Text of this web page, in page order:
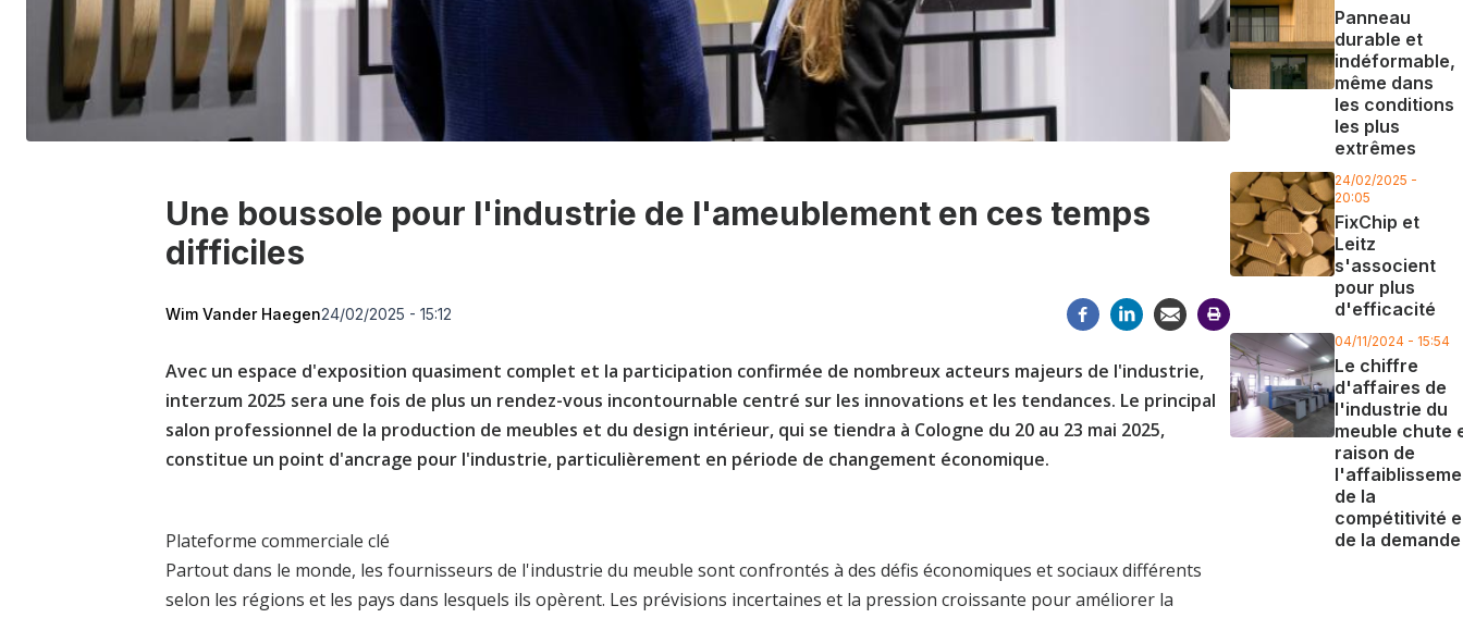
Une boussole pour l'industrie de l'ameublement en ces temps
difficiles
Wim Vander Haegen24/02/2025 - 15:12
Avec un espace d'exposition quasiment complet et la participation confirmée de nombreux acteurs majeurs de l'industrie,
interzum 2025 sera une fois de plus un rendez-vous incontournable centré sur les innovations et les tendances. Le principal
salon professionnel de la production de meubles et du design intérieur, qui se tiendra à Cologne du 20 au 23 mai 2025,
constitue un point d'ancrage pour l'industrie, particulièrement en période de changement économique.
Plateforme commerciale clé
Partout dans le monde, les fournisseurs de l'industrie du meuble sont confrontés à des défis économiques et sociaux différents
selon les régions et les pays dans lesquels ils opèrent. Les prévisions incertaines et la pression croissante pour améliorer la
Panneau
durable et
indéformable,
même dans
les conditions
les plus
extrêmes
24/02/2025 -
20:05
FixChip et
Leitz
s'associent
pour plus
d'efficacité
04/11/2024 - 15:54
Le chiffre
d'affaires de
l'industrie du
meuble chute
raison de
de la
compétitivité
de la demande